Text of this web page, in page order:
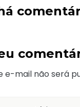
e-mail não será